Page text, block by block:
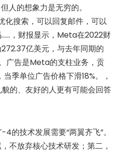
人的想象力是无穷的。
搜索，可以回复邮件，可以
，财报显示，Meta在2022财
亿美元，与去年同期的
广告是Meta的支柱业务，贡
季单位广告价格下滑18%。，
的、友好的人更有可能会回答
的技术发展需要“两翼齐飞”。
不放弃核心技术研发；第二，